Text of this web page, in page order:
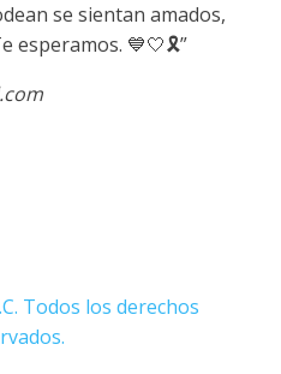
se sientan amados,
esperamos. 💙🤍🎗️”
Todos los derechos